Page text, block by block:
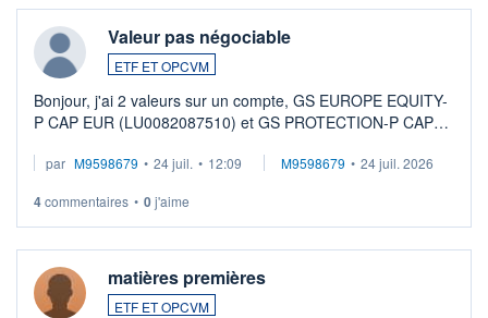
Valeur pas négociable
ETF ET OPCVM
Bonjour, j'ai 2 valeurs sur un compte, GS EUROPE EQUITY-
P CAP EUR (LU0082087510) et GS PROTECTION-P CAP
veux procéder à la vente, on me signale ...
par M9598679 • 24 juil. • 12:09 M9598679 • 24 juil. 2026
4commentaires • 0j'aime
matières premières
ETF ET OPCVM